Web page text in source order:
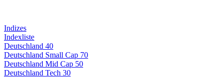
Indizes
Indexliste
Deutschland 40
Deutschland Small Cap 70
Deutschland Mid Cap 50
Deutschland Tech 30